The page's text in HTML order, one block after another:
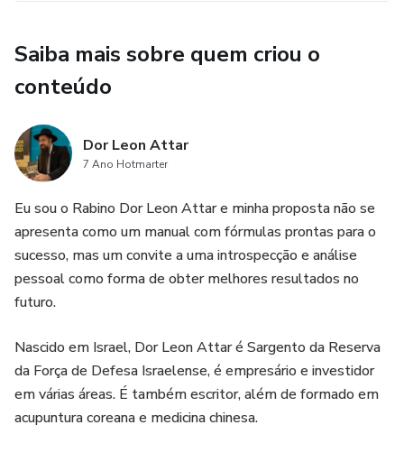
Saiba mais sobre quem criou o
conteúdo
Dor Leon Attar
7 Ano Hotmarter
Eu sou o Rabino Dor Leon Attar e minha proposta não se
apresenta como um manual com fórmulas prontas para o
sucesso, mas um convite a uma introspecção e análise
pessoal como forma de obter melhores resultados no
futuro.
Nascido em Israel, Dor Leon Attar é Sargento da Reserva
da Força de Defesa Israelense, é empresário e investidor
em várias áreas. É também escritor, além de formado em
acupuntura coreana e medicina chinesa.